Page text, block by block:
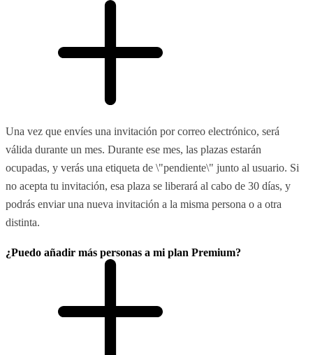
Una vez que envíes una invitación por correo electrónico, será
válida durante un mes. Durante ese mes, las plazas estarán
ocupadas, y verás una etiqueta de \"pendiente\" junto al usuario. Si
no acepta tu invitación, esa plaza se liberará al cabo de 30 días, y
podrás enviar una nueva invitación a la misma persona o a otra
distinta.
¿Puedo añadir más personas a mi plan Premium?